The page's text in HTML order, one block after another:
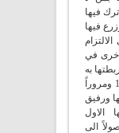
فيها
حتى بعد موته في العام 1988وزرع فيها
في
ربطتها به
علاقة صداقة ندية وتوفي في العام 1993 ومروراً
ورفيق
الاول
خطوة" سنة 1979 ووصولاً الى